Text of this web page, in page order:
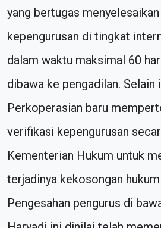
yang bertugas
kepengurusan di tingkat
dalam waktu maksimal 60
dibawa ke pengadilan. Selain
Perkoperasian baru
verifikasi kepengurusan
Kementerian Hukum untuk
terjadinya kekosongan
Pengesahan pengurus di